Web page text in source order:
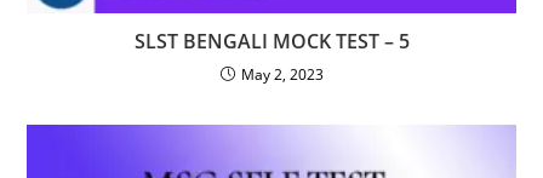
SLST BENGALI MOCK TEST – 5
May 2, 2023